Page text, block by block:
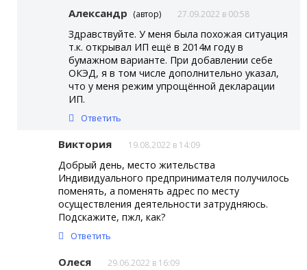
Александр (автор) 27.09.2022 в 00:58
Здравствуйте. У меня была похожая ситуация
т.к. открывал ИП ещё в 2014м году в
бумажном варианте. При добавлении себе
ОКЭД, я в том числе дополнительно указал,
что у меня режим упрощённой декларации
ИП.
Ответить
Виктория 19.08.2022 в 14:09
Добрый день, место жительства
Индивидуального предпринимателя получилось
поменять, а поменять адрес по месту
осуществления деятельности затрудняюсь.
Подскажите, пжл, как?
Ответить
Олеся 29.06.2022 в 16:09